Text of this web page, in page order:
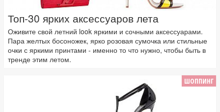
Топ-30 ярких аксессуаров лета
Оживите свой летний look яркими и сочными аксессуарами.
Пара желтых босоножек, ярко розовая сумочка или стильные
очки с яркими принтами - именно то что нужно, чтобы быть в
тренде этим летом.
ШОППИНГ